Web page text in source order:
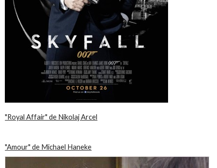
"Royal Affair" de Nikolaj Arcel
"Amour" de Michael Haneke